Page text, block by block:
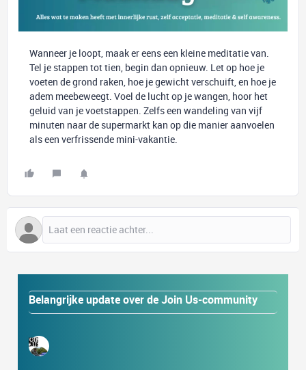
Wanneer je loopt, maak er eens een kleine meditatie van.
Tel je stappen tot tien, begin dan opnieuw. Let op hoe je
voeten de grond raken, hoe je gewicht verschuift, en hoe je
adem meebeweegt. Voel de lucht op je wangen, hoor het
geluid van je voetstappen. Zelfs een wandeling van vijf
minuten naar de supermarkt kan op die manier aanvoelen
als een verfrissende mini-vakantie.
Belangrijke update over de Join Us-community